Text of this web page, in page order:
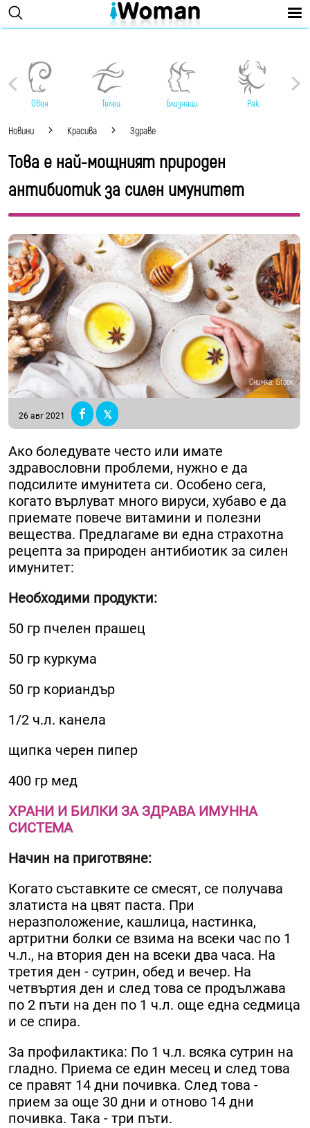
Овен Телец Близнаци Рак
Новини Красива Здраве
Това е най-мощният природен
антибиотик за силен имунитет
Снимка: iStock
26 авг 2021
Ако боледувате често или имате
здравословни проблеми, нужно е да
подсилите имунитета си. Особено сега,
когато върлуват много вируси, хубаво е да
приемате повече витамини и полезни
вещества. Предлагаме ви една страхотна
рецепта за природен антибиотик за силен
имунитет:
Необходими продукти:
50 гр пчелен прашец
50 гр куркума
50 гр кориандър
1/2 ч.л. канела
щипка черен пипер
400 гр мед
ХРАНИ И БИЛКИ ЗА ЗДРАВА ИМУННА
СИСТЕМА
Начин на приготвяне:
Когато съставките се смесят, се получава
златиста на цвят паста. При
неразположение, кашлица, настинка,
артритни болки се взима на всеки час по 1
ч.л., на втория ден на всеки два часа. На
третия ден - сутрин, обед и вечер. На
четвъртия ден и след това се продължава
по 2 пъти на ден по 1 ч.л. още една седмица
и се спира.
За профилактика: По 1 ч.л. всяка сутрин на
гладно. Приема се един месец и след това
се правят 14 дни почивка. След това -
прием за още 30 дни и отново 14 дни
почивка. Така - три пъти.